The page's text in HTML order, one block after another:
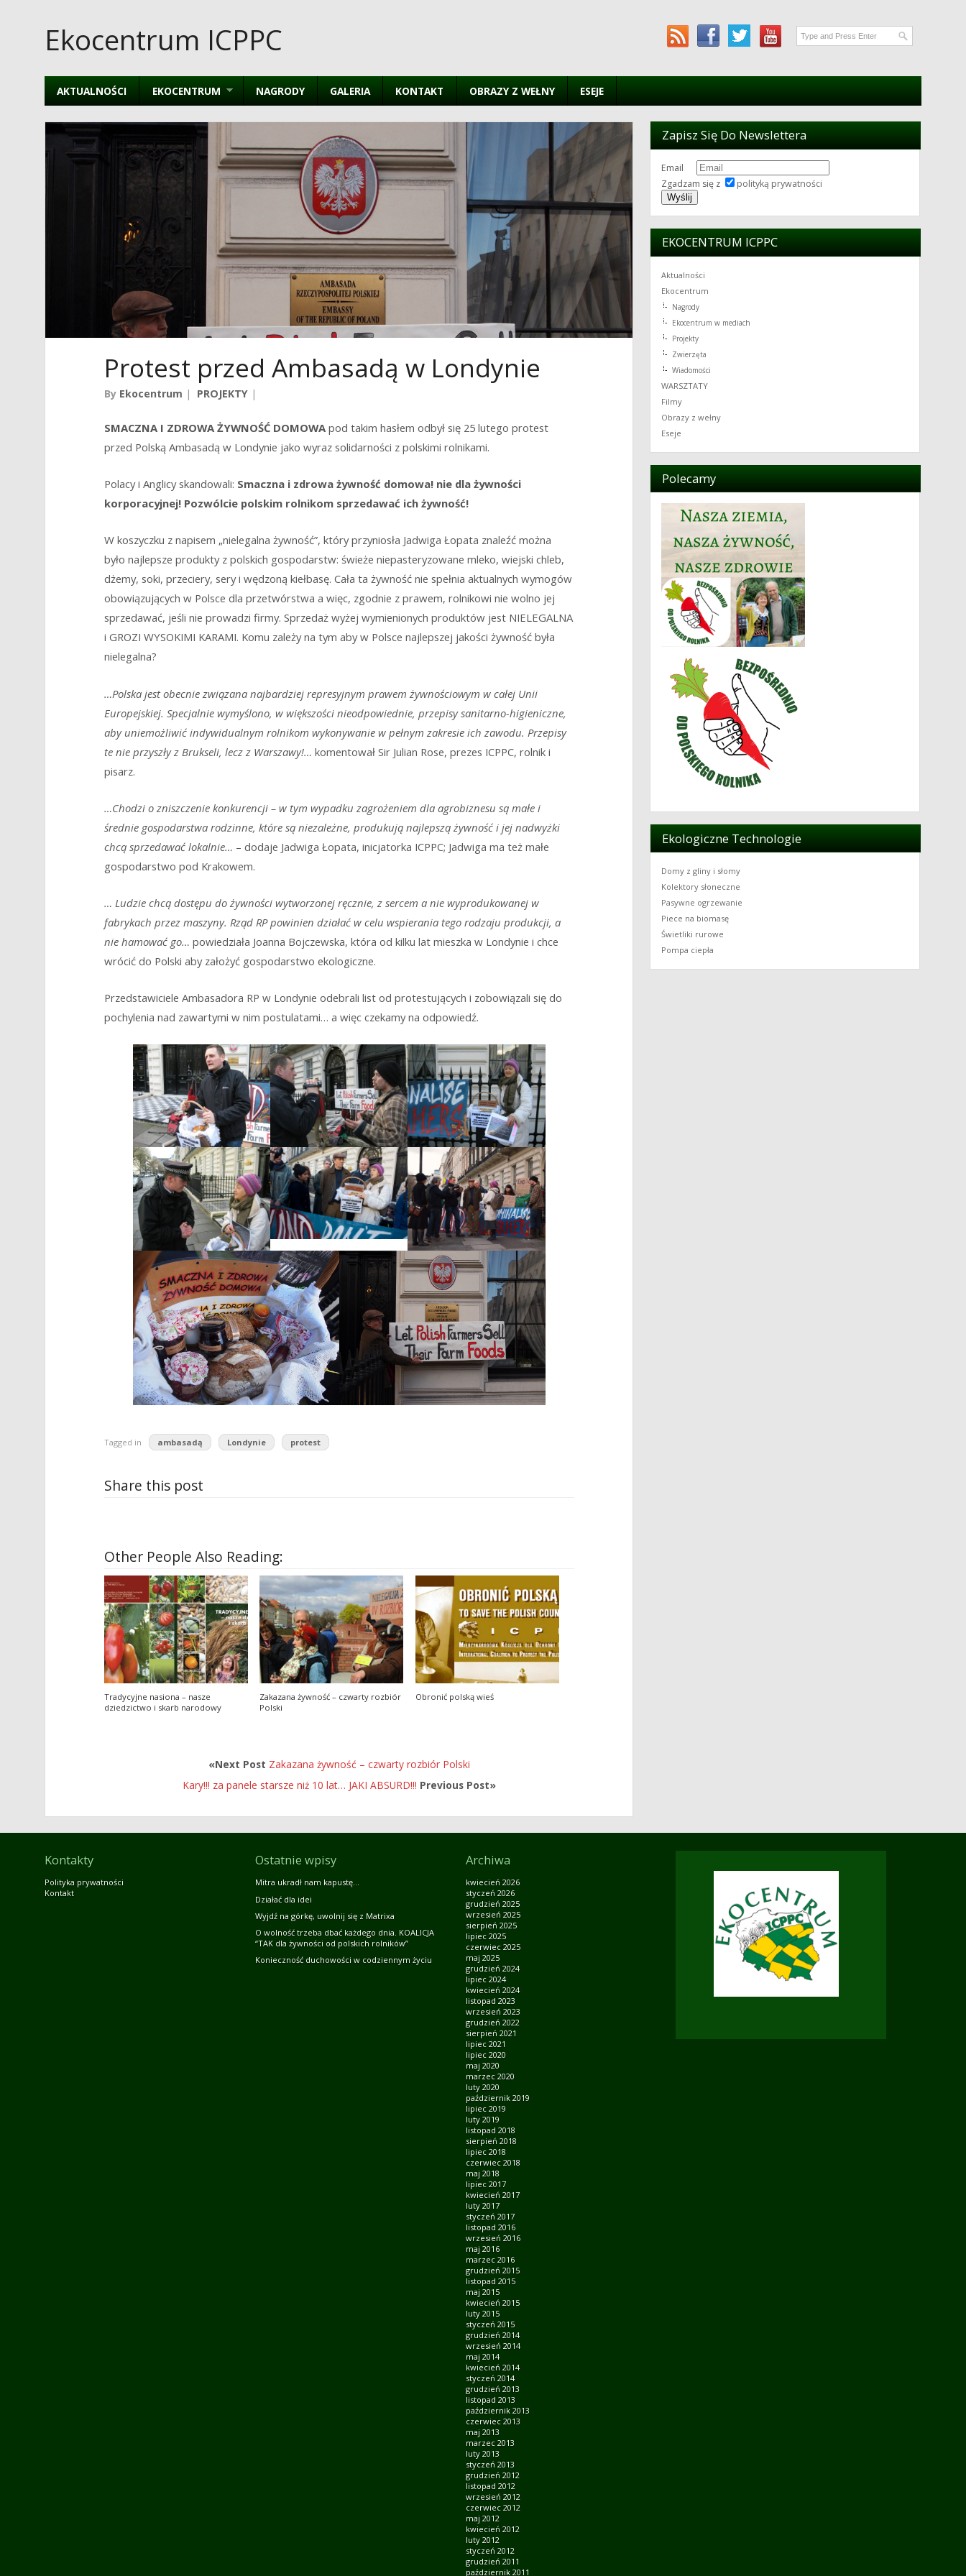
Ekocentrum ICPPC
AKTUALNOŚCI EKOCENTRUM NAGRODY GALERIA KONTAKT OBRAZY Z WEŁNY ESEJE
Protest przed Ambasadą w Londynie
By Ekocentrum | PROJEKTY|
SMACZNA I ZDROWA ŻYWNOŚĆ DOMOWApod takim hasłem odbył się 25 lutego protest
przed Polską Ambasadą w Londynie jako wyraz solidarności z polskimi rolnikami.
Polacy i Anglicy skandowali: Smaczna i zdrowa żywność domowa! nie dla żywności
korporacyjnej! Pozwólcie polskim rolnikom sprzedawać ich żywność!
W koszyczku z napisem „nielegalna żywność”, który przyniosła Jadwiga Łopata znaleźć można
było najlepsze produkty z polskich gospodarstw: świeże niepasteryzowane mleko, wiejski chleb,
dżemy, soki, przeciery, sery i wędzoną kiełbasę. Cała ta żywność nie spełnia aktualnych wymogów
obowiązujących w Polsce dla przetwórstwa a więc, zgodnie z prawem, rolnikowi nie wolno jej
sprzedawać, jeśli nie prowadzi firmy. Sprzedaż wyżej wymienionych produktów jest NIELEGALNA
i GROZI WYSOKIMI KARAMI. Komu zależy na tym aby w Polsce najlepszej jakości żywność była
nielegalna?
…Polska jest obecnie związana najbardziej represyjnym prawem żywnościowym w całej Unii
Europejskiej. Specjalnie wymyślono, w większości nieodpowiednie, przepisy sanitarno-higieniczne,
aby uniemożliwić indywidualnym rolnikom wykonywanie w pełnym zakresie ich zawodu. Przepisy
te nie przyszły z Brukseli, lecz z Warszawy!… komentował Sir Julian Rose, prezes ICPPC, rolnik i
pisarz.
…Chodzi o zniszczenie konkurencji – w tym wypadku zagrożeniem dla agrobiznesu są małe i
średnie gospodarstwa rodzinne, które są niezależne, produkują najlepszą żywność i jej nadwyżki
chcą sprzedawać lokalnie… – dodaje Jadwiga Łopata, inicjatorka ICPPC; Jadwiga ma też małe
gospodarstwo pod Krakowem.
… Ludzie chcą dostępu do żywności wytworzonej ręcznie, z sercem a nie wyprodukowanej w
fabrykach przez maszyny. Rząd RP powinien działać w celu wspierania tego rodzaju produkcji, a
nie hamować go… powiedziała Joanna Bojczewska, która od kilku lat mieszka w Londynie i chce
wrócić do Polski aby założyć gospodarstwo ekologiczne.
Przedstawiciele Ambasadora RP w Londynie odebrali list od protestujących i zobowiązali się do
pochylenia nad zawartymi w nim postulatami… a więc czekamy na odpowiedź.
Tagged in ambasadą Londynie protest
Share this post
Other People Also Reading:
Tradycyjne nasiona – nasze
dziedzictwo i skarb narodowy
Zakazana żywność – czwarty rozbiór
Polski
Obronić polską wieś
«Next Post Zakazana żywność – czwarty rozbiór Polski
Kary!!! za panele starsze niż 10 lat… JAKI ABSURD!!! Previous Post»
Zapisz Się Do Newslettera
Email
Zgadzam się z
polityką prywatności
EKOCENTRUM ICPPC
Aktualności
Ekocentrum
Nagrody
Ekocentrum w mediach
Projekty
Zwierzęta
Wiadomości
WARSZTATY
Filmy
Obrazy z wełny
Eseje
Polecamy
Ekologiczne Technologie
Domy z gliny i słomy
Kolektory słoneczne
Pasywne ogrzewanie
Piece na biomasę
Świetliki rurowe
Pompa ciepła
Kontakty
Polityka prywatności
Kontakt
Ostatnie wpisy
Mitra ukradł nam kapustę…
Działać dla idei
Wyjdź na górkę, uwolnij się z Matrixa
O wolność trzeba dbać każdego dnia. KOALICJA
“TAK dla żywności od polskich rolników”
Konieczność duchowości w codziennym życiu
Archiwa
kwiecień 2026
styczeń 2026
grudzień 2025
wrzesień 2025
sierpień 2025
lipiec 2025
czerwiec 2025
maj 2025
grudzień 2024
lipiec 2024
kwiecień 2024
listopad 2023
wrzesień 2023
grudzień 2022
sierpień 2021
lipiec 2021
lipiec 2020
maj 2020
marzec 2020
luty 2020
październik 2019
lipiec 2019
luty 2019
listopad 2018
sierpień 2018
lipiec 2018
czerwiec 2018
maj 2018
lipiec 2017
kwiecień 2017
luty 2017
styczeń 2017
listopad 2016
wrzesień 2016
maj 2016
marzec 2016
grudzień 2015
listopad 2015
maj 2015
kwiecień 2015
luty 2015
styczeń 2015
grudzień 2014
wrzesień 2014
maj 2014
kwiecień 2014
styczeń 2014
grudzień 2013
listopad 2013
październik 2013
czerwiec 2013
maj 2013
marzec 2013
luty 2013
styczeń 2013
grudzień 2012
listopad 2012
wrzesień 2012
czerwiec 2012
maj 2012
kwiecień 2012
luty 2012
styczeń 2012
grudzień 2011
październik 2011